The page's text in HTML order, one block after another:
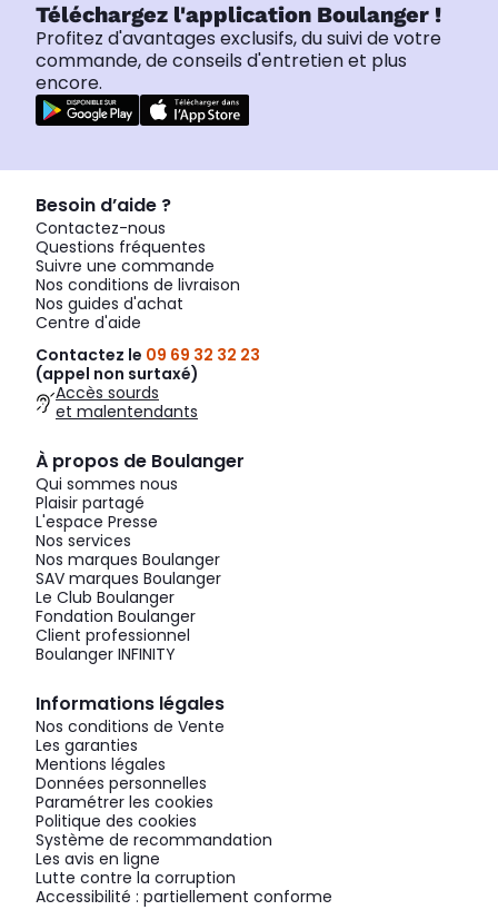
Téléchargez l'application Boulanger !
Profitez d'avantages exclusifs, du suivi de votre
commande, de conseils d'entretien et plus
encore.
Besoin d’aide ?
Contactez-nous
Questions fréquentes
Suivre une commande
Nos conditions de livraison
Nos guides d'achat
Centre d'aide
Contactez le 09 69 32 32 23
(appel non surtaxé)
Accès sourds
et malentendants
À propos de Boulanger
Qui sommes nous
Plaisir partagé
L'espace Presse
Nos services
Nos marques Boulanger
SAV marques Boulanger
Le Club Boulanger
Fondation Boulanger
Client professionnel
Boulanger INFINITY
Informations légales
Nos conditions de Vente
Les garanties
Mentions légales
Données personnelles
Paramétrer les cookies
Politique des cookies
Système de recommandation
Les avis en ligne
Lutte contre la corruption
Accessibilité : partiellement conforme